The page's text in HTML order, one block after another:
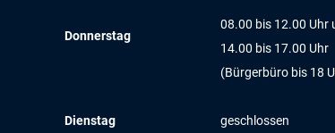
Donnerstag
08.00 bis 12.00 Uhr
14.00 bis 17.00 Uhr
(Bürgerbüro bis 18
Dienstag geschlossen